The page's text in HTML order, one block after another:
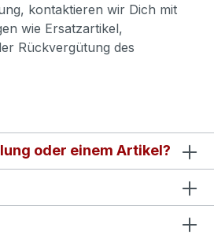
kontaktieren wir Dich mit
wie Ersatzartikel,
Rückvergütung des
oder einem Artikel?